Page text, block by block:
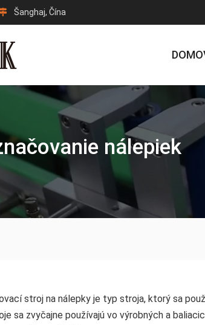
Šanghaj, Čína
nálepiek
stroj na nálepky je typ stroja, ktorý sa
sa zvyčajne používajú vo výrobných a